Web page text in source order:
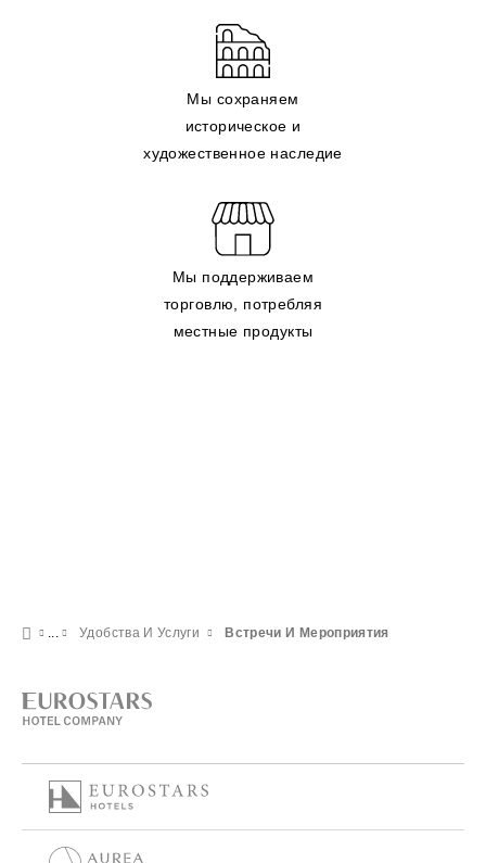
Мы сохраняем
историческое и
художественное наследие
Мы поддерживаем
торговлю, потребляя
местные продукты
Удобства И Услуги Встречи И Мероприятия